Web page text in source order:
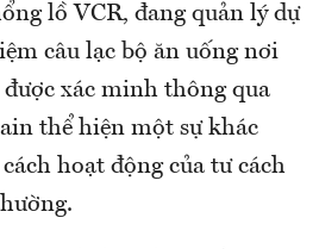
lồ VCR, đang quản lý dự
câu lạc bộ ăn uống nơi
xác minh thông qua
thể hiện một sự khác
hoạt động của tư cách